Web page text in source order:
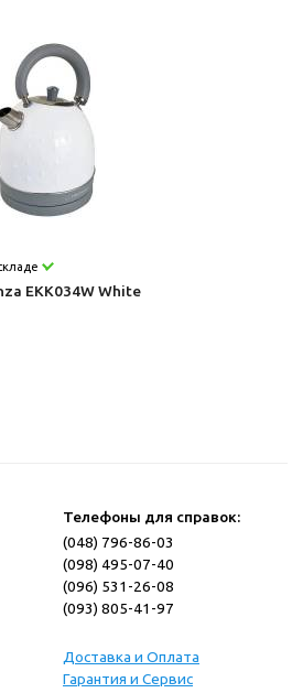
EKK034W White
Телефоны для справок:
(048) 796-86-03
(098) 495-07-40
(096) 531-26-08
(093) 805-41-97
Доставка и Оплата
Гарантия и Сервис